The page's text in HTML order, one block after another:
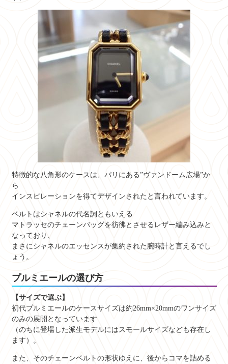
特徴的な八角形のケースは、パリにある”ヴァンドーム広場”か
ら
インスピレーションを得てデザインされたと言われています。
ベルトはシャネルの代名詞ともいえる
マトラッセのチェーンバッグを彷彿とさせるレザー編み込みと
なっており、
まさにシャネルのエッセンスが集約された腕時計と言えるでし
ょう。
プルミエールの選び方
【サイズで選ぶ】
初代プルミエールのケースサイズは約26mm×20mmのワンサイズ
のみの展開となっています
（のちに登場した派生モデルにはスモールサイズなども存在し
ます）。
また、そのチェーンベルトの形状ゆえに、後からコマを詰める